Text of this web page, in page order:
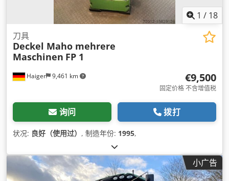
1 / 18
Haiger 9,461 km
刀具
Deckel Maho mehrere
Maschinen FP 1
€9,500
固定价格 不含增值税
询问 拨打
状况: 良好（使用过） , 制造年份: 1995,
小广告